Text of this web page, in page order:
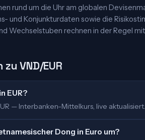
rund um die Uhr am globalen
und Konjunkturdaten sowie die
Wechselstuben rechnen in der Regel
VND/EUR
EUR?
— Interbanken-Mittelkurs, live aktualisiert.
Dong in Euro um?